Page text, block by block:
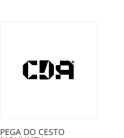
PEGA DO CESTO